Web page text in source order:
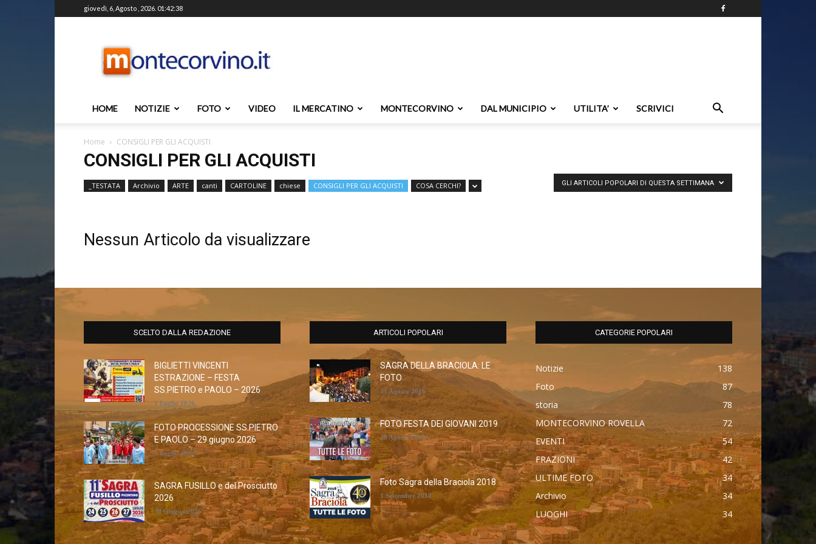
giovedì, 6, Agosto , 2026. 01:42:38
HOME NOTIZIE FOTO VIDEO IL MERCATINO MONTECORVINO DAL MUNICIPIO UTILITA’ SCRIVICI
Home CONSIGLI PER GLI ACQUISTI
CONSIGLI PER GLI ACQUISTI
_TESTATA Archivio ARTE canti CARTOLINE chiese CONSIGLI PER GLI ACQUISTI COSA CERCHI? GLI ARTICOLI POPOLARI DI QUESTA SETTIMANA
Nessun Articolo da visualizzare
SCELTO DALLA REDAZIONE
BIGLIETTI VINCENTI
ESTRAZIONE – FESTA
SS.PIETRO e PAOLO – 2026
1 Luglio 2026
FOTO PROCESSIONE SS.PIETRO
E PAOLO – 29 giugno 2026
1 Luglio 2026
SAGRA FUSILLO e del Prosciutto
2026
30 Giugno 2026
ARTICOLI POPOLARI
SAGRA DELLA BRACIOLA: LE
FOTO
31 Agosto 2016
FOTO FESTA DEI GIOVANI 2019
28 Agosto 2019
Foto Sagra della Braciola 2018
1 Settembre 2018
CATEGORIE POPOLARI
Notizie
138
Foto
87
storia
78
MONTECORVINO ROVELLA
72
EVENTI
54
FRAZIONI
42
ULTIME FOTO
34
Archivio
34
LUOGHI
34